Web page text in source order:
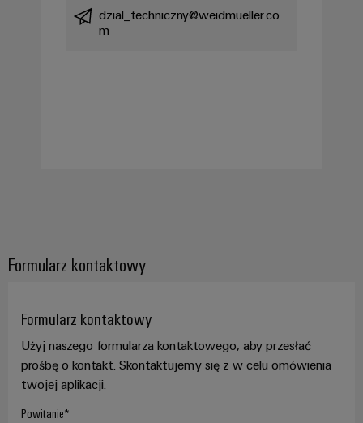
dzial_techniczny@weidmueller.co
m
Formularz kontaktowy
Formularz kontaktowy
Użyj naszego formularza kontaktowego, aby przesłać
prośbę o kontakt. Skontaktujemy się z w celu omówienia
twojej aplikacji.
Powitanie